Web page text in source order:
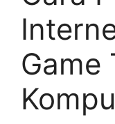
Game